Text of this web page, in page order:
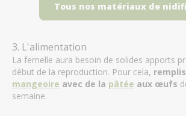
Tous nos matériaux de
3. L'alimentation
La femelle aura besoin de solides apports
début de la reproduction. Pour cela,
mangeoire avec de la pâtée aux œufs
semaine.